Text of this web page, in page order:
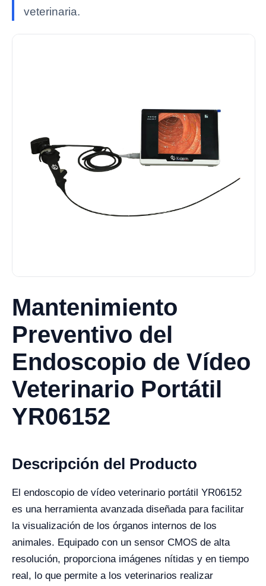
veterinaria.
Mantenimiento
Preventivo del
Endoscopio de Vídeo
Veterinario Portátil
YR06152
Descripción del Producto
El endoscopio de vídeo veterinario portátil YR06152
es una herramienta avanzada diseñada para facilitar
la visualización de los órganos internos de los
animales. Equipado con un sensor CMOS de alta
resolución, proporciona imágenes nítidas y en tiempo
real, lo que permite a los veterinarios realizar